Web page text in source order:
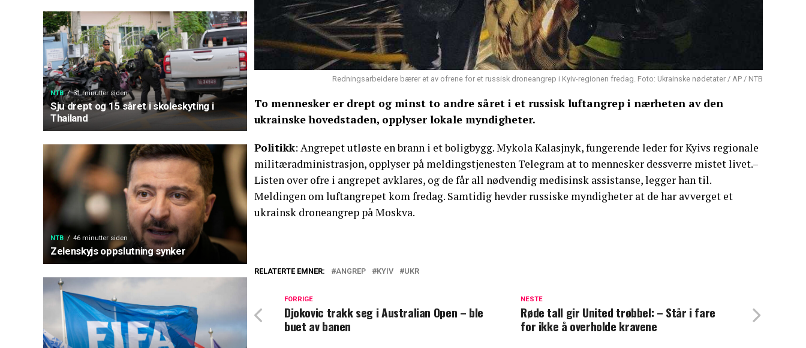
NTB 31 minutter siden
Sju drept og 15 såret i skoleskyting i
Thailand
NTB 46 minutter siden
Zelenskyjs oppslutning synker
Redningsarbeidere bærer et av ofrene for et russisk droneangrep i Kyiv-regionen fredag. Foto: Ukrainske nødetater / AP / NTB
To mennesker er drept og minst to andre såret i et russisk luftangrep i nærheten av den
ukrainske hovedstaden, opplyser lokale myndigheter.
Politikk: Angrepet utløste en brann i et boligbygg. Mykola Kalasjnyk, fungerende leder for Kyivs regionale
militæradministrasjon, opplyser på meldingstjenesten Telegram at to mennesker dessverre mistet livet.–
Listen over ofre i angrepet avklares, og de får all nødvendig medisinsk assistanse, legger han til.
Meldingen om luftangrepet kom fredag. Samtidig hevder russiske myndigheter at de har avverget et
ukrainsk droneangrep på Moskva.
RELATERTE EMNER: ANGREP KYIV UKR
NESTE
Røde tall gir United trøbbel: – Står i fare
for ikke å overholde kravene
FORRIGE
Djokovic trakk seg i Australian Open – ble
buet av banen